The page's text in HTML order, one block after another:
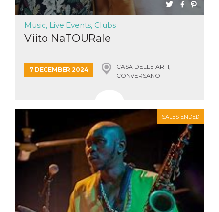
Music, Live Events, Clubs
Viito NaTOURale
7 DECEMBER 2024
CASA DELLE ARTI,
CONVERSANO
SALES ENDED